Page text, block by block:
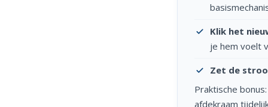
Klik het
je hem voelt
Zet de
Praktische
afdekraam